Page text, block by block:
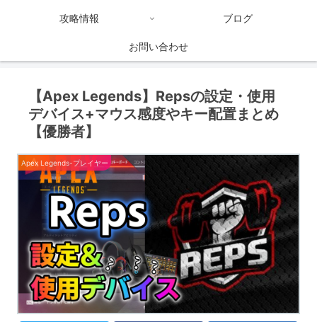
攻略情報 ブログ
お問い合わせ
【Apex Legends】Repsの設定・使用
デバイス+マウス感度やキー配置まとめ
【優勝者】
Apex Legends-プレイヤー